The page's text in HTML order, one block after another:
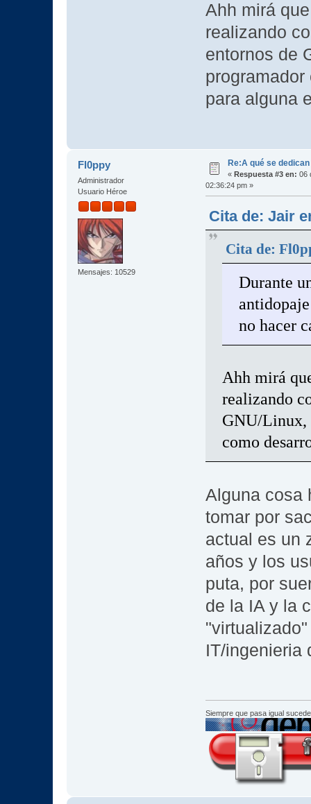
Ahh mirá
realizando
entornos de
para alguna
Fl0ppy
Administrador
Usuario Héroe
Mensajes: 10529
Re:A qué se
« Respuesta #3 en: 06
02:36:24 pm »
Cita de: Jair
Cita de:
Durante
no hacer
Ahh mirá
realizando
GNU/Linux,
como
Alguna cosa
tomar por
actual es un
años y los
puta, por
de la IA y la
IT/ingenieria
Siempre que pasa igual